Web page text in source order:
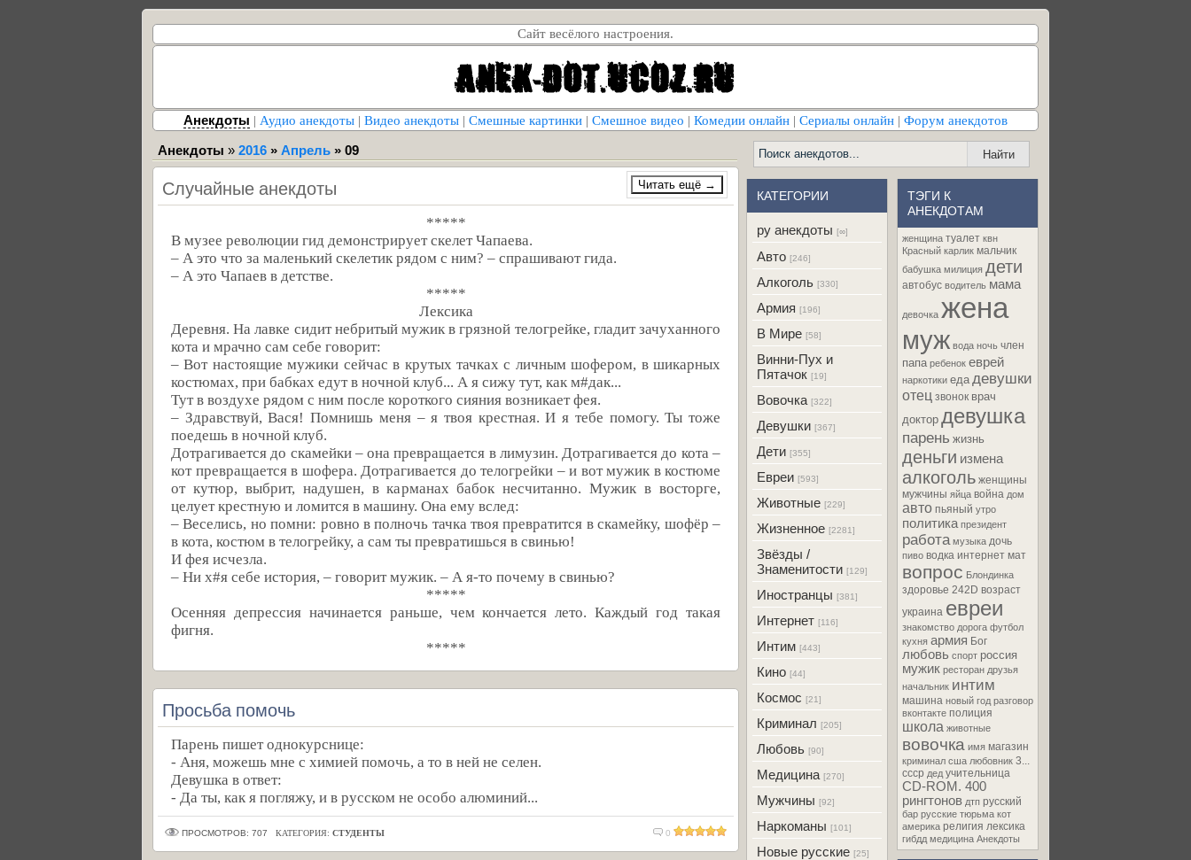
Сайт весёлого настроения.
Анекдоты | Аудио анекдоты | Видео анекдоты | Смешные картинки | Смешное видео | Комедии онлайн | Сериалы онлайн | Форум анекдотов
Анекдоты » 2016 » Апрель » 09
Случайные анекдоты
*****
В музее революции гид демонстрирует скелет Чапаева.
– А это что за маленький скелетик рядом с ним? – спрашивают гида.
– А это Чапаев в детстве.
*****
Лексика
Деревня. На лавке сидит небритый мужик в грязной телогрейке, гладит зачуханного
кота и мрачно сам себе говорит:
– Вот настоящие мужики сейчас в крутых тачках с личным шофером, в шикарных
костюмах, при бабках едут в ночной клуб... А я сижу тут, как м#дак...
Тут в воздухе рядом с ним после короткого сияния возникает фея.
– Здравствуй, Вася! Помнишь меня – я твоя крестная. И я тебе помогу. Ты тоже
поедешь в ночной клуб.
Дотрагивается до скамейки – она превращается в лимузин. Дотрагивается до кота –
кот превращается в шофера. Дотрагивается до телогрейки – и вот мужик в костюме
от кутюр, выбрит, надушен, в карманах бабок несчитанно. Мужик в восторге,
целует крестную и ломится в машину. Она ему вслед:
– Веселись, но помни: ровно в полночь тачка твоя превратится в скамейку, шофёр –
в кота, костюм в телогрейку, а сам ты превратишься в свинью!
И фея исчезла.
– Ни х#я себе история, – говорит мужик. – А я-то почему в свинью?
*****
Осенняя депрессия начинается раньше, чем кончается лето. Каждый год такая
фигня.
*****
Просьба помочь
Парень пишет однокурснице:
- Аня, можешь мне с химией помочь, а то в ней не селен.
Девушка в ответ:
- Да ты, как я погляжу, и в русском не особо алюминий...
ПРОСМОТРОВ: 707 КАТЕГОРИЯ: СТУДЕНТЫ 0
КАТЕГОРИИ
ру анекдоты [∞]
Авто [246]
Алкоголь [330]
Армия [196]
В Мире [58]
Винни-Пух и
Пятачок [19]
Вовочка [322]
Девушки [367]
Дети [355]
Евреи [593]
Животные [229]
Жизненное [2281]
Звёзды /
Знаменитости [129]
Иностранцы [381]
Интернет [116]
Интим [443]
Кино [44]
Космос [21]
Криминал [205]
Любовь [90]
Медицина [270]
Мужчины [92]
Наркоманы [101]
Новые русские [25]
ТЭГИ К
АНЕКДОТАМ
женщина туалет квн
Красный карлик мальчик
бабушка милиция дети
автобус водитель мама
девочка жена
муж вода ночь член
папа ребенок еврей
наркотики еда девушки
отец звонок врач
доктор девушка
парень жизнь
деньги измена
алкоголь женщины
мужчины яйца война дом
авто пьяный утро
политика президент
работа музыка дочь
пиво водка интернет мат
вопрос Блондинка
здоровье 242D возраст
украина евреи
знакомство дорога футбол
кухня армия Бог
любовь спорт россия
мужик ресторан друзья
начальник интим
машина новый год разговор
вконтакте полиция
школа животные
вовочка имя магазин
криминал сша любовник 3...
ссср дед учительница
CD-ROM. 400
рингтонов дтп русский
бар русские тюрьма кот
америка религия лексика
гибдд медицина Анекдоты